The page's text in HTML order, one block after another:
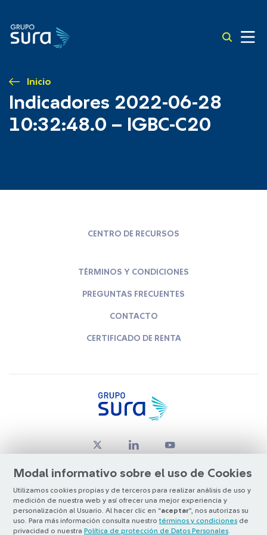
Inicio
Indicadores 2022-06-28
10:32:48.0 – IGBC-C20
Modal informativo sobre el uso de Cookies
Utilizamos cookies propias y de terceros para realizar análisis de uso y
medición de nuestra web y así ofrecer una mejor experiencia y
personalización al Usuario. Al hacer clic en “aceptar”, nos autorizas su
uso. Para más información consulta nuestro términos y condiciones de
privacidad o nuestra Política de protección de Datos Personales
CENTRO DE RECURSOS
TÉRMINOS Y CONDICIONES
PREGUNTAS FRECUENTES
CONTACTO
CERTIFICADO DE RENTA
© Copyright Grupo SURA 2026